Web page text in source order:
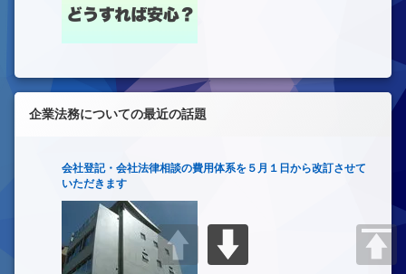
企業法務についての最近の話題
会社登記・会社法律相談の費用体系を５月１日から改訂させて
いただきます